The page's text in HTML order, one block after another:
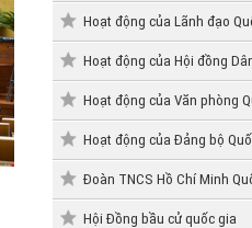
Hoạt động của Lãnh đạo
Hoạt động của Hội đồng
Hoạt động của Văn phòng
Hoạt động của Đảng bộ
Đoàn TNCS Hồ Chí Minh
Hội Đồng bầu cử quốc gia